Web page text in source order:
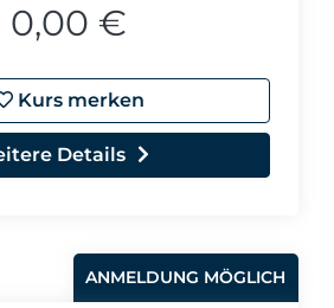
0,00 €
Kurs merken
Details
ANMELDUNG MÖGLICH